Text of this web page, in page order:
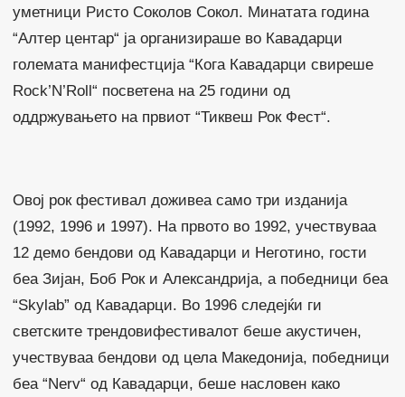
уметници Ристо Соколов Сокол. Минатата година
“Алтер центар“ ја организираше во Кавадарци
големата манифестција “Кога Кавадарци свиреше
Rock’N’Roll“ посветена на 25 години од
оддржувањето на првиот “Тиквеш Рок Фест“.
Овој рок фестивал доживеа само три изданија
(1992, 1996 и 1997). На првото во 1992, учествуваа
12 демо бендови од Кавадарци и Неготино, гости
беа Зијан, Боб Рок и Александрија, а победници беа
“Skylab” од Кавадарци. Во 1996 следејќи ги
светските трендовифестивалот беше акустичен,
учествуваа бендови од цела Македонија, победници
беа “Nerv“ од Кавадарци, беше насловен како